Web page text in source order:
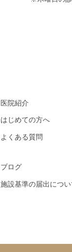
医院紹介
はじめての方へ
よくある質問
ブログ
施設基準の届出につい